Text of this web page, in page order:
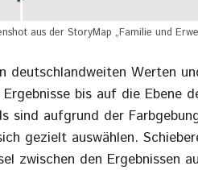
aus der StoryMap „Familie und
deutschlandweiten Werten
bis auf die Ebene
sind aufgrund der
gezielt auswählen.
zwischen den Ergebnissen